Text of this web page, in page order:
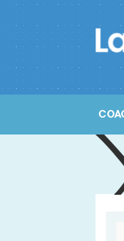
Skip
to